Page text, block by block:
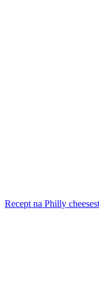
Recept na Philly